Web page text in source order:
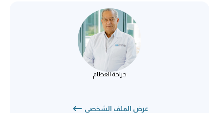
د. محمود السمنودي
جراحة العظام
جراحة العظام
عرض الملف الشخصي